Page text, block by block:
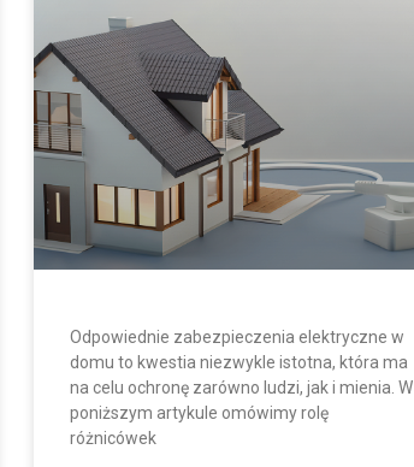
Odpowiednie zabezpieczenia elektryczne w
domu to kwestia niezwykle istotna, która ma
na celu ochronę zarówno ludzi, jak i mienia. W
poniższym artykule omówimy rolę
różnicówek